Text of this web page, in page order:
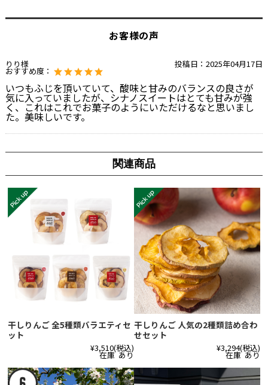
お客様の声
りり様 投稿日： 2025年04月17日
おすすめ度：
いつもふじを頂いていて、酸味と甘みのバランスの良さが
気に入っていましたが、シナノスイートはとても甘みが強
く、これはこれでお菓子のようにいただけるなと思いまし
た。美味しいです。
関連商品
干しりんご 全5種類バラエティセ
ット
¥3,510(税込)
在庫 あり
干しりんご 人気の2種類詰め合わ
せセット
¥3,294(税込)
在庫 あり